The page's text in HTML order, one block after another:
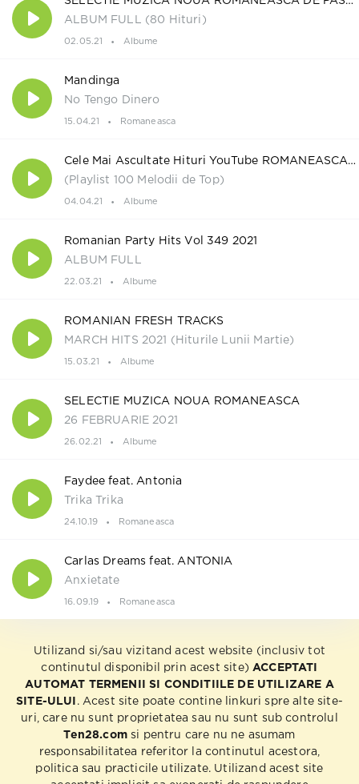
ALBUM FULL (80 Hituri)
02.05.21 Albume
Mandinga
No Tengo Dinero
15.04.21 Romaneasca
Cele Mai Ascultate Hituri YouTube ROMANEASCA Aprilie 2021
(Playlist 100 Melodii de Top)
04.04.21 Albume
Romanian Party Hits Vol 349 2021
ALBUM FULL
22.03.21 Albume
ROMANIAN FRESH TRACKS
MARCH HITS 2021 (Hiturile Lunii Martie)
15.03.21 Albume
SELECTIE MUZICA NOUA ROMANEASCA
26 FEBRUARIE 2021
26.02.21 Albume
Faydee feat. Antonia
Trika Trika
24.10.19 Romaneasca
Carlas Dreams feat. ANTONIA
Anxietate
16.09.19 Romaneasca
Utilizand si/sau vizitand acest website (inclusiv tot
continutul disponibil prin acest site) ACCEPTATI
AUTOMAT TERMENII SI CONDITIILE DE UTILIZARE A
SITE-ULUI
. Acest site poate contine linkuri spre alte site-
uri, care nu sunt proprietatea sau nu sunt sub controlul
Ten28.comsi pentru care nu ne asumam
responsabilitatea referitor la continutul acestora,
politica sau practicile utilizate. Utilizand acest site